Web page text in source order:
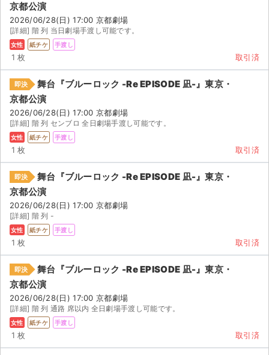
京都公演
2026/06/28(日) 17:00 京都劇場
[詳細] 階 列 当日劇場手渡し可能です。
女性 紙チケ 手渡し
1 枚 取引済
即決
舞台『ブルーロック -Re EPISODE 凪-』東京・
京都公演
2026/06/28(日) 17:00 京都劇場
[詳細] 階 列 センブロ 全日劇場手渡し可能です。
女性 紙チケ 手渡し
1 枚 取引済
即決
舞台『ブルーロック -Re EPISODE 凪-』東京・
京都公演
2026/06/28(日) 17:00 京都劇場
[詳細] 階 列 -
女性 紙チケ 手渡し
1 枚 取引済
即決
舞台『ブルーロック -Re EPISODE 凪-』東京・
京都公演
2026/06/28(日) 17:00 京都劇場
[詳細] 階 列 通路 席以内 全日劇場手渡し可能です。
女性 紙チケ 手渡し
1 枚 取引済